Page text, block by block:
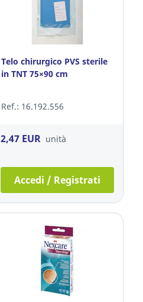
Telo chirurgico PVS sterile
in TNT 75×90 cm
Ref.: 16.192.556
2,47 EUR unità
Accedi / Registrati